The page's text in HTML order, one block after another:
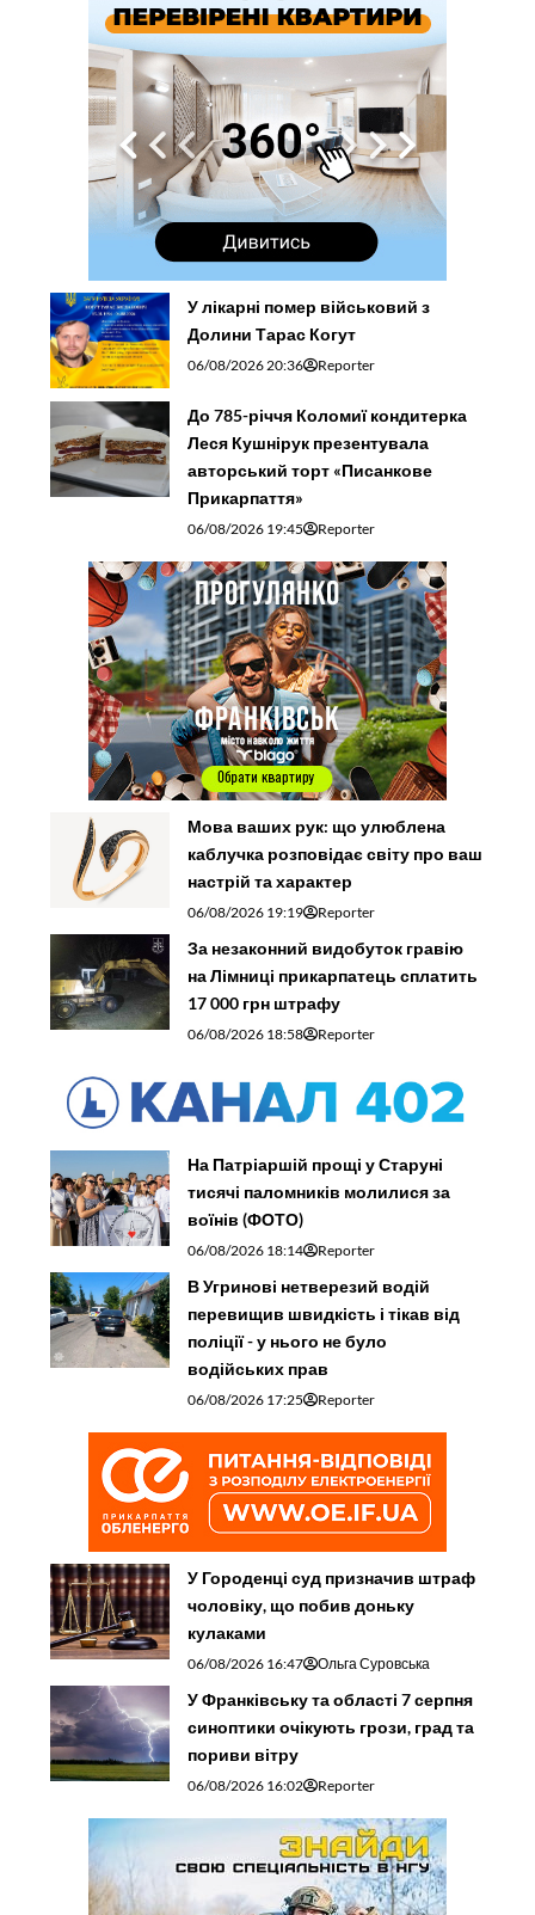
У лікарні помер військовий з
Долини Тарас Когут
06/08/2026 20:36 Reporter
До 785-річчя Коломиї кондитерка
Леся Кушнірук презентувала
авторський торт «Писанкове
Прикарпаття»
06/08/2026 19:45 Reporter
Мова ваших рук: що улюблена
каблучка розповідає світу про ваш
настрій та характер
06/08/2026 19:19 Reporter
За незаконний видобуток гравію
на Лімниці прикарпатець сплатить
17 000 грн штрафу
06/08/2026 18:58 Reporter
На Патріаршій прощі у Старуні
тисячі паломників молилися за
воїнів (ФОТО)
06/08/2026 18:14 Reporter
В Угринові нетверезий водій
перевищив швидкість і тікав від
поліції - у нього не було
водійських прав
06/08/2026 17:25 Reporter
У Городенці суд призначив штраф
чоловіку, що побив доньку
кулаками
06/08/2026 16:47 Ольга Суровська
У Франківську та області 7 серпня
синоптики очікують грози, град та
пориви вітру
06/08/2026 16:02 Reporter